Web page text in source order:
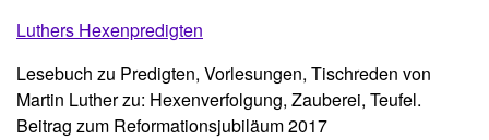
Luthers Hexenpredigten
Lesebuch zu Predigten, Vorlesungen, Tischreden von
Martin Luther zu: Hexenverfolgung, Zauberei, Teufel.
Beitrag zum Reformationsjubiläum 2017